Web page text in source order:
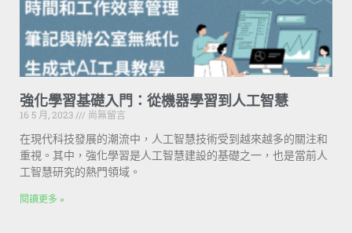
強化學習基礎入門：從機器學習到人工智慧
16 5 月, 2023
尚無留言
在現代科技發展的潮流中，人工智慧技術受到越來越多的關注和
重視。其中，強化學習是人工智慧建設的基礎之一，也是當前人
工智慧研究的熱門領域。
閱讀更多 »